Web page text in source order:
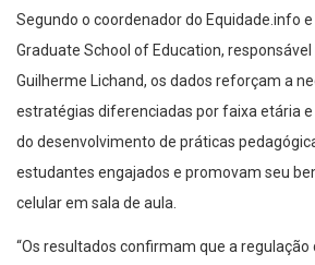
Segundo o coordenador do Equidade.info
Graduate School of Education, responsável
Guilherme Lichand, os dados reforçam a
estratégias diferenciadas por faixa etária e
do desenvolvimento de práticas
estudantes engajados e promovam seu
celular em sala de aula.
“Os resultados confirmam que a regulação